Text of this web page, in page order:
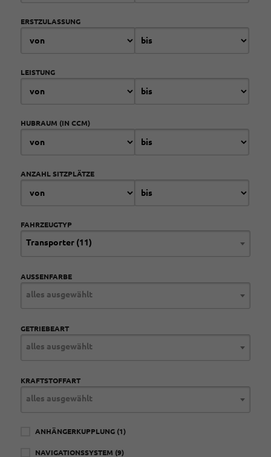
ERSTZULASSUNG
LEISTUNG
HUBRAUM (IN CCM)
ANZAHL SITZPLÄTZE
FAHRZEUGTYP
Transporter (11)
AUSSENFARBE
alles ausgewählt
GETRIEBEART
alles ausgewählt
KRAFTSTOFFART
alles ausgewählt
ANHÄNGERKUPPLUNG (1)
NAVIGATIONSSYSTEM (9)